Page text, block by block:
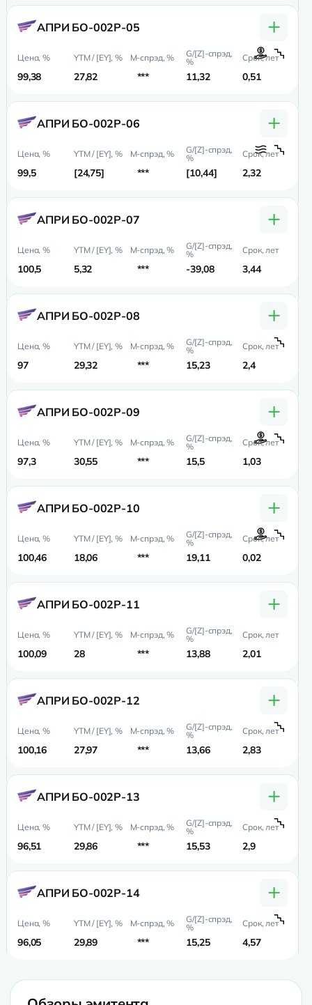
АПРИ БО-002Р-05 +
99,38 27,82 *** 11,32 0,51
АПРИ БО-002Р-06 +
99,5 24,75 *** 10,44 2,32
АПРИ БО-002Р-07 +
100,5 5,32 *** -39,08 3,44
АПРИ БО-002Р-08 +
97 29,32 *** 15,23 2,4
АПРИ БО-002Р-09 +
97,3 30,55 *** 15,5 1,03
АПРИ БО-002Р-10 +
100,46 18,06 *** 19,11 0,02
АПРИ БО-002Р-11 +
100,09 28 *** 13,88 2,01
АПРИ БО-002Р-12 +
100,16 27,97 *** 13,66 2,83
АПРИ БО-002Р-13 +
96,51 29,86 *** 15,53 2,9
АПРИ БО-002Р-14 +
96,05 29,89 *** 15,25 4,57